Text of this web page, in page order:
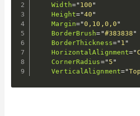
Width=" 100 "
Height="40 "
Margin="0,10,0,0 "
BorderBrush= "#383838 "
BorderThickness=" 1 "
HorizontalAlignment="
CornerRadius=" 5 "
VerticalAlignment="Top